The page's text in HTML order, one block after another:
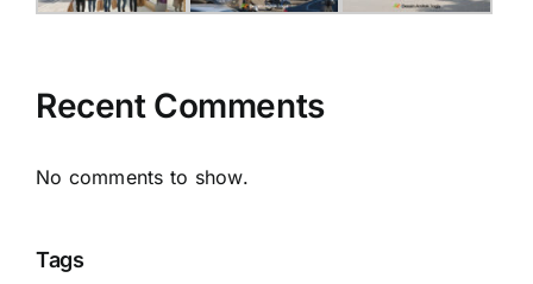
Recent Comments
No comments to show.
Tags